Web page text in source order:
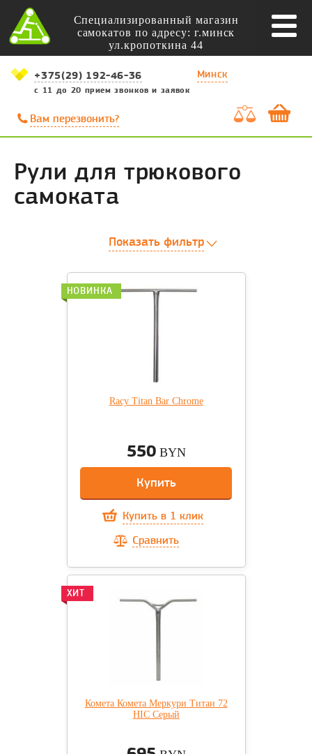
Специализированный магазин
самокатов по адресу: г.минск
ул.кропоткина 44
+375(29) 192-46-36
с 11 до 20 прием звонков и заявок
Минск
Вам перезвонить?
Рули для трюкового
самоката
Показать фильтр
Racy Titan Bar Chrome
550BYN
Купить
Купить в 1 клик
Сравнить
НОВИНКА
Комета Комета Меркури Титан 72
HIC Cерый
ХИТ